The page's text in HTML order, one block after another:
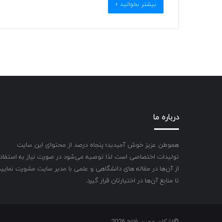
بیشتر بخوانید »
درباره ما
هموطن عزیز خوش آمیدید؛ پنجاه درصد از محتوای این سایت
تولیدات اختصاصی است لذا توصیه می‌شود در صورت نیاز به
از آن‌ها در مقاله های دانشگاهی و علمی با مدیر سایت مشورت
تا منابع آن‌ها در اختیارتان قرار گیرد.